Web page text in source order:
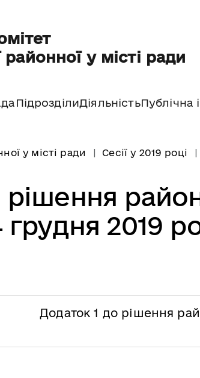
районної у місті ради
ПідрозділиДіяльністьПублічна
у місті ради Сесії у 2019 році
грудня 2019
Додаток 1 до рішення